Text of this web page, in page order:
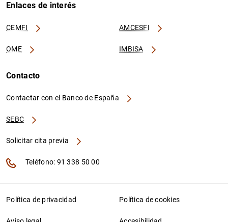
Enlaces de interés
CEMFI AMCESFI
OME IMBISA
Contacto
Contactar con el Banco de España
SEBC
Solicitar cita previa
Teléfono: 91 338 50 00
Política de privacidad Política de cookies